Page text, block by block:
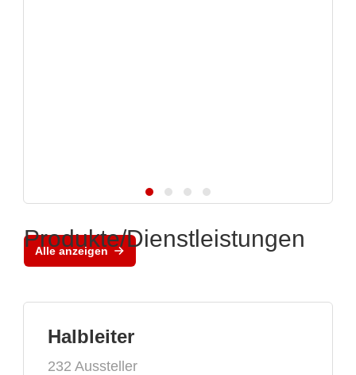
Alle anzeigen
Produkte/Dienstleistungen
Halbleiter
232 Aussteller